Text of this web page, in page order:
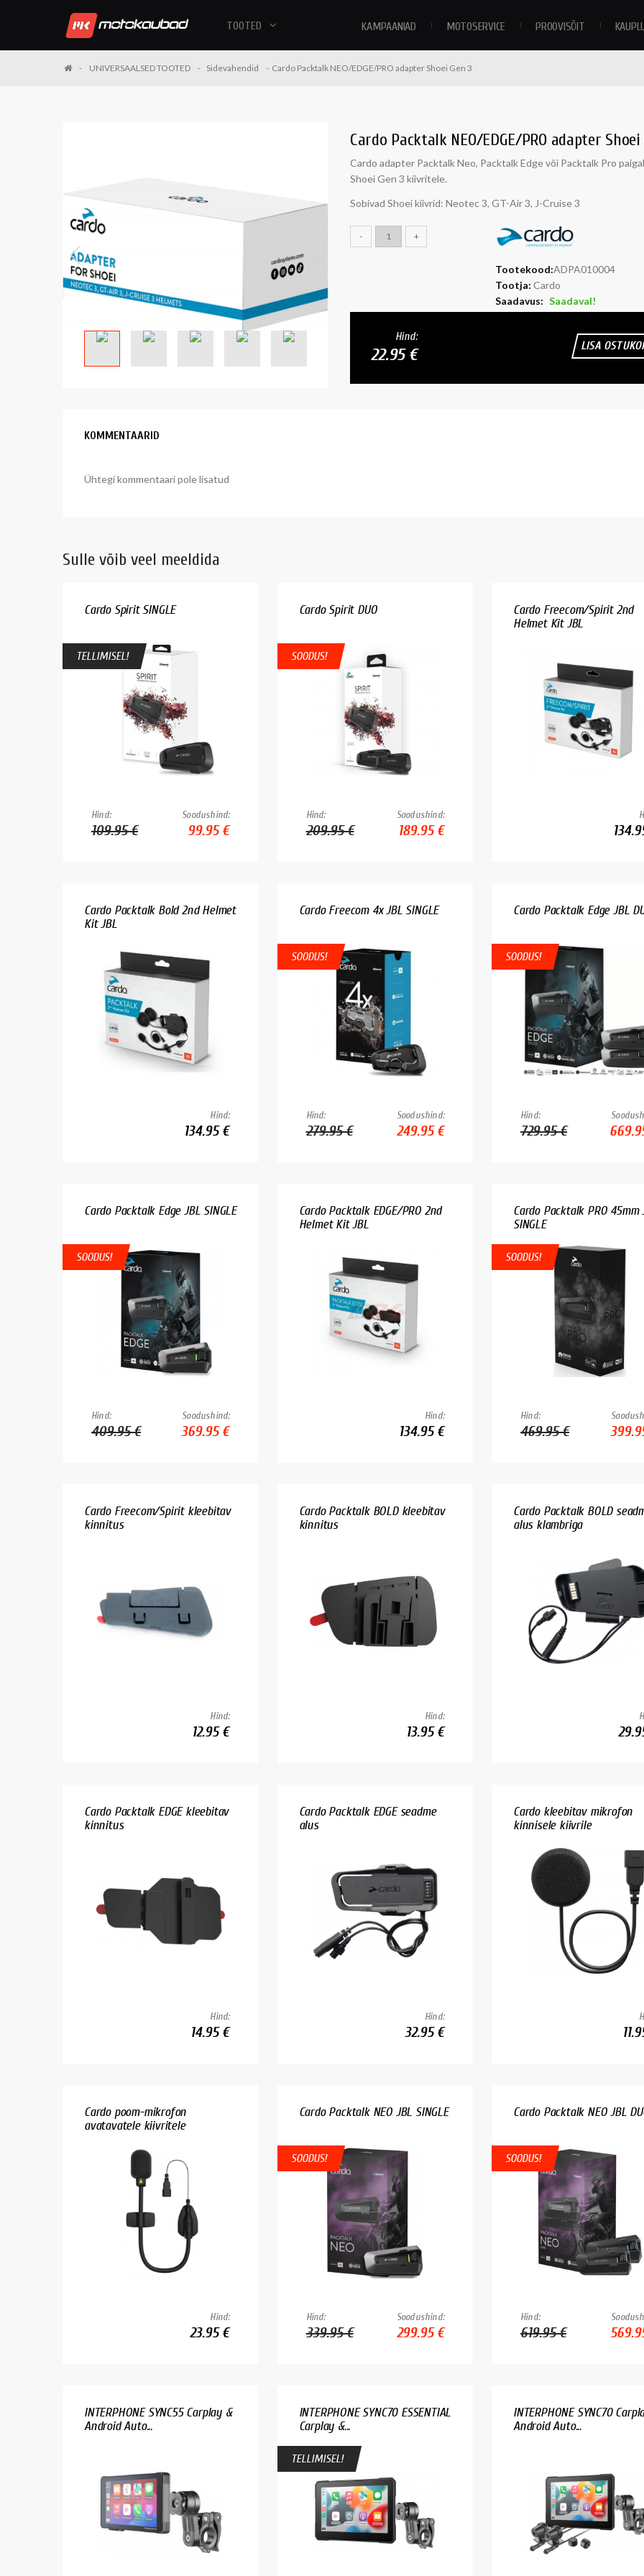
KAMPAANIAD MOTOSERVICE PROOVISÕIT
TOOTED
UNIVERSAALSED TOOTED Sidevahendid Cardo Packtalk NEO/EDGE/PRO adapter Shoei Gen 3
Cardo Packtalk NEO/EDGE/PRO adapter Shoei
Cardo adapter Packtalk Neo, Packtalk Edge või Packtalk Pro
Shoei Gen 3 kiivritele.
Sobivad Shoei kiivrid: Neotec 3, GT-Air 3, J-Cruise 3
Tootekood:ADPA010004
Tootja: Cardo
Saadavus: Saadaval!
- +
Hind:
22.95 € LISA
KOMMENTAARID
Ühtegi kommentaari pole lisatud
Sulle võib veel meeldida
Cardo Spirit SINGLE
TELLIMISEL!
Hind:
109.95 €
Soodushind:
99.95 €
Cardo Spirit DUO
SOODUS!
Hind:
209.95 €
Soodushind:
189.95 €
Cardo Freecom/Spirit 2nd
Helmet Kit JBL
Cardo Packtalk Bold 2nd Helmet
Kit JBL
Hind:
134.95 €
Cardo Freecom 4x JBL SINGLE
SOODUS!
Hind:
279.95 €
Soodushind:
249.95 €
Cardo Packtalk Edge JBL
SOODUS!
Hind:
729.95 €
Cardo Packtalk Edge JBL SINGLE
SOODUS!
Hind:
409.95 €
Soodushind:
369.95 €
Cardo Packtalk EDGE/PRO 2nd
Helmet Kit JBL
Hind:
134.95 €
Cardo Packtalk PRO 45mm
SINGLE
SOODUS!
Hind:
469.95 €
Cardo Freecom/Spirit kleebitav
kinnitus
Hind:
12.95 €
Cardo Packtalk BOLD kleebitav
kinnitus
Hind:
13.95 €
Cardo Packtalk BOLD
alus klambriga
Cardo Packtalk EDGE kleebitav
kinnitus
Hind:
14.95 €
Cardo Packtalk EDGE seadme
alus
Hind:
32.95 €
Cardo kleebitav mikrofon
kinnisele kiivrile
Cardo poom-mikrofon
avatavatele kiivritele
Hind:
23.95 €
Cardo Packtalk NEO JBL SINGLE
SOODUS!
Hind:
339.95 €
Soodushind:
299.95 €
Cardo Packtalk NEO JBL
SOODUS!
Hind:
619.95 €
INTERPHONE SYNC55 Carplay &
Android Auto...
INTERPHONE SYNC70 ESSENTIAL
Carplay &...
TELLIMISEL!
INTERPHONE SYNC70
Android Auto...